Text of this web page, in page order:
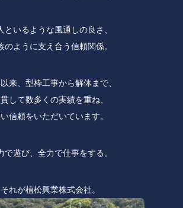
といるような風通しの良さ、
のように支え合う信頼関係。
来、型枠工事から解体まで、
して数多くの実績を重ね、
信頼をいただいています。
で遊び、全力で仕事をする。
それが植松興業株式会社。